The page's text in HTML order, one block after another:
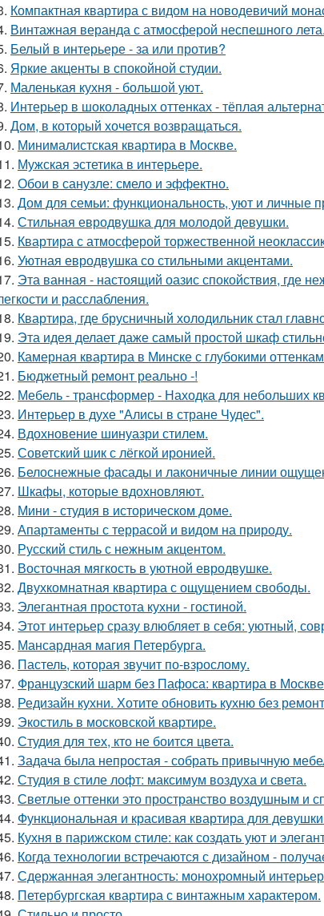
Компактная квартира с видом на новодевичий
Винтажная веранда с атмосферой неспешного лета.
Белый в интерьере - за или против?
Яркие акценты в спокойной студии.
Маленькая кухня - большой уют.
Интерьер в шоколадных оттенках - тёплая
Дом, в который хочется возвращаться.
Минималистская квартира в Москве.
Мужская эстетика в интерьере.
Обои в санузле: смело и эффектно.
Дом для семьи: функциональность, уют и личные
Стильная евродвушка для молодой девушки.
Квартира с атмосферой торжественной
Уютная евродвушка со стильными акцентами.
Эта ванная - настоящий оазис спокойствия, где
и расслабления.
Квартира, где брусничный холодильник стал
Эта идея делает даже самый простой шкаф
Камерная квартира в Минске с глубокими
Бюджетный ремонт реально -!
Мебель - трансформер - Находка для небольших
Интерьер в духе "Алисы в стране Чудес".
Вдохновение шинуазри стилем.
Советский шик с лёгкой иронией.
Белоснежные фасады и лаконичные линии
Шкафы, которые вдохновляют.
Мини - студия в историческом доме.
Апартаменты с террасой и видом на природу.
Русский стиль с нежным акцентом.
Восточная мягкость в уютной евродвушке.
Двухкомнатная квартира с ощущением свободы.
Элегантная простота кухни - гостиной.
Этот интерьер сразу влюбляет в себя: уютный,
Мансардная магия Петербурга.
Пастель, которая звучит по-взрослому.
Французский шарм без Пафоса: квартира в
Редизайн кухни. Хотите обновить кухню без
Экостиль в московской квартире.
Студия для тех, кто не боится цвета.
Задача была непростая - собрать привычную
Студия в стиле лофт: максимум воздуха и света.
Светлые оттенки это пространство воздушным и
Функциональная и красивая квартира для
Кухня в парижском стиле: как создать уют и
Когда технологии встречаются с дизайном -
Сдержанная элегантность: монохромный
Петербургская квартира с винтажным характером.